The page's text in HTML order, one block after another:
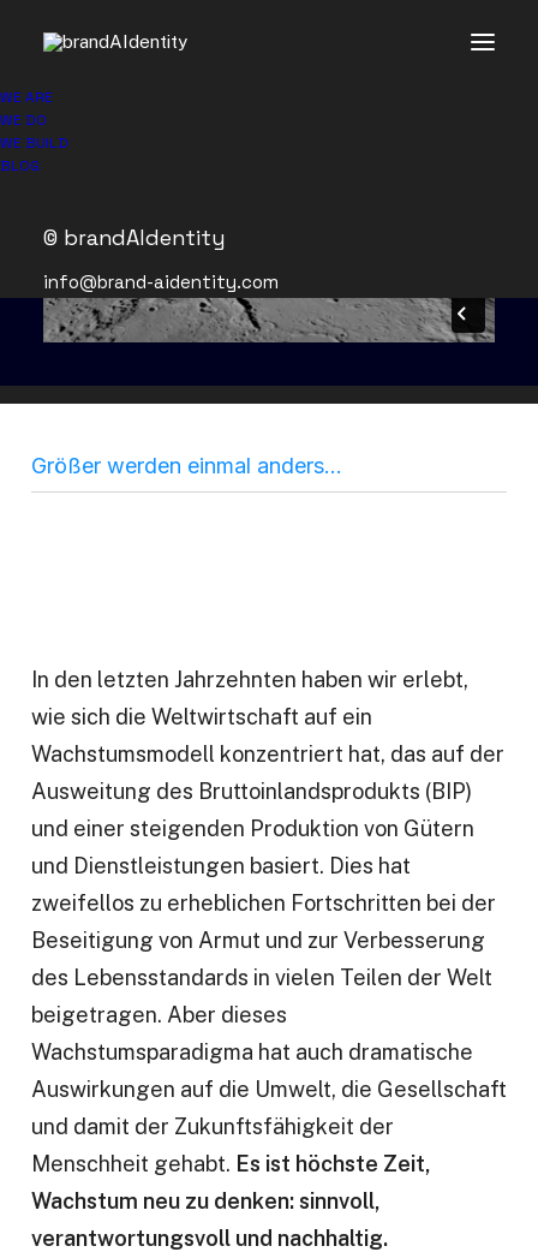
WE ARE
WE DO
WE BUILD
BLOG
© brandAIdentity
info@brand-aidentity.com
Größer werden einmal anders…
In den letzten Jahrzehnten haben wir erlebt,
wie sich die Weltwirtschaft auf ein
Wachstumsmodell konzentriert hat, das auf der
Ausweitung des Bruttoinlandsprodukts (BIP)
und einer steigenden Produktion von Gütern
und Dienstleistungen basiert. Dies hat
zweifellos zu erheblichen Fortschritten bei der
Beseitigung von Armut und zur Verbesserung
des Lebensstandards in vielen Teilen der Welt
beigetragen. Aber dieses
Wachstumsparadigma hat auch dramatische
Auswirkungen auf die Umwelt, die Gesellschaft
und damit der Zukunftsfähigkeit der
Menschheit gehabt. Es ist höchste Zeit,
Wachstum neu zu denken: sinnvoll,
verantwortungsvoll und nachhaltig.